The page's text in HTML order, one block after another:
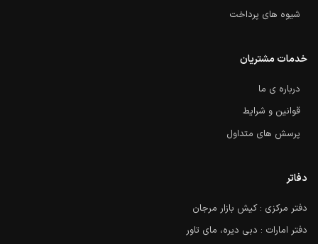
شیوه های پرداخت
خدمات مشتریان
درباره ی ما
قوانین و شرایط
پرسش های متداول
دفاتر
دفتر مرکزی : کیش بازار مرجان
دفتر امارات : دبی دیره، مای تاور